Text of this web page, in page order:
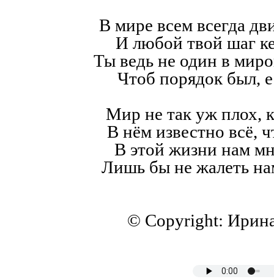
В мире всем всегда
И любой твой шаг
Ты ведь не один в
Чтоб порядок был,
Мир не так уж плох,
В нём известно всё,
В этой жизни нам
Лишь бы не жалеть
© Copyright: